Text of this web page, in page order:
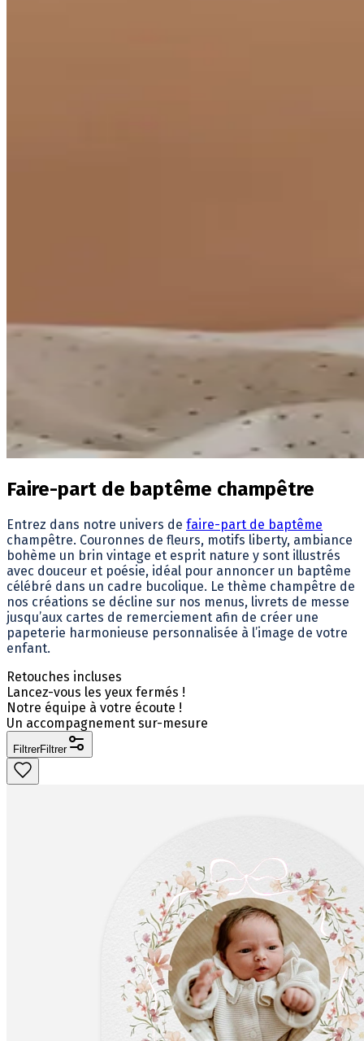
Faire-part de baptême champêtre
Entrez dans notre univers de faire-part de baptême
champêtre. Couronnes de fleurs, motifs liberty, ambiance
bohème un brin vintage et esprit nature y sont illustrés
avec douceur et poésie, idéal pour annoncer un baptême
célébré dans un cadre bucolique. Le thème champêtre de
nos créations se décline sur nos menus, livrets de messe
jusqu’aux cartes de remerciement afin de créer une
papeterie harmonieuse personnalisée à l’image de votre
enfant.
Retouches incluses
Lancez-vous les yeux fermés !
Notre équipe à votre écoute !
Un accompagnement sur-mesure
FiltrerFiltrer